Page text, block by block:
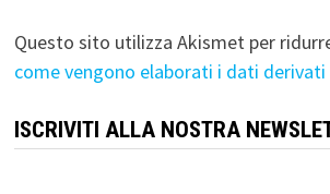
Questo sito utilizza Akismet per
come vengono elaborati i dati
ISCRIVITI ALLA NOSTRA